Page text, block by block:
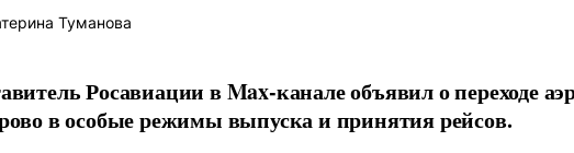
Туманова
Росавиации в Max-канале объявил о переходе
в особые режимы выпуска и принятия рейсов.